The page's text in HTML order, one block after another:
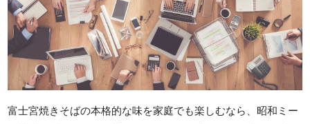
富士宮焼きそばの本格的な味を家庭でも楽しむなら、昭和ミー